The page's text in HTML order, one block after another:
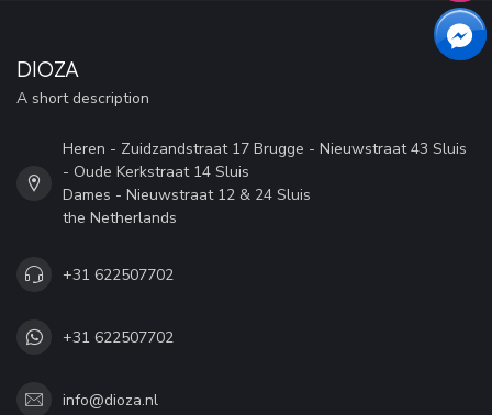
DIOZA
A short description
Heren - Zuidzandstraat 17 Brugge - Nieuwstraat 43 Sluis
- Oude Kerkstraat 14 Sluis
Dames - Nieuwstraat 12 & 24 Sluis
the Netherlands
+31 622507702
+31 622507702
info@dioza.nl